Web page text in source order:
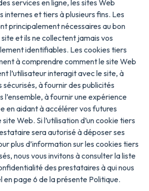
services en ligne, les sites Web
internes et tiers à plusieurs fins. Les
principalement nécessaires au bon
et ils ne collectent jamais vos
identifiables. Les cookies tiers
à comprendre comment le site Web
l’utilisateur interagit avec le site, à
sécurisés, à fournir des publicités
l’ensemble, à fournir une expérience
en aidant à accélérer vos futures
Web. Si l’utilisation d’un cookie tiers
sera autorisé à déposer ses
plus d’information sur les cookies tiers
nous vous invitons à consulter la liste
des prestataires à qui nous
en page 6 de la présente Politique.